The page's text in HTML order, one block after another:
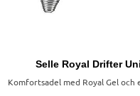
Selle Royal Drifter